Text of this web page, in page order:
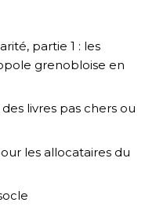
partie 1 : les
grenobloise en
livres pas chers ou
les allocataires du